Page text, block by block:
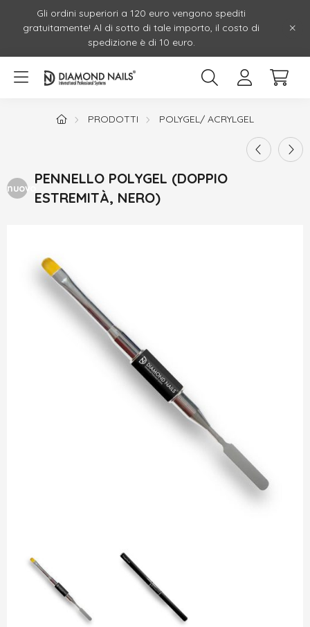
Gli ordini superiori a 120 euro vengono spediti
gratuitamente! Al di sotto di tale importo, il costo di
spedizione è di 10 euro.
PRODOTTI POLYGEL/ ACRYLGEL
nuovo
PENNELLO POLYGEL (DOPPIO
ESTREMITÀ, NERO)